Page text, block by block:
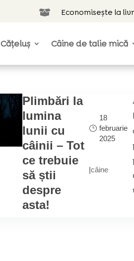
 Economisește la
Cățeluș Câine de talie mică
Plimbări la
lumina
lunii cu
câinii – Tot
ce trebuie
să știi
despre
asta!
18
februarie
2025
|câine